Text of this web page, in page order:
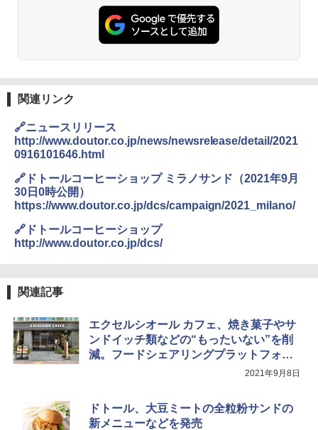
関連リンク
🔗ニュースリリース
http://www.doutor.co.jp/news/newsrelease/detail/2021
0916101646.html
🔗ドトールコーヒーショップ ミラノサンド（2021年9月
30日0時公開）
https://www.doutor.co.jp/dcs/campaign/2021_milano/
🔗ドトールコーヒーショップ
http://www.doutor.co.jp/dcs/
関連記事
エクセルシオール カフェ、焼き菓子やサ
ンドイッチ類などの“もったいない”を削
減。フードシェアリングプラットフォー
ム「TABETE（タベテ）」導入2021年9月8日
ドトール、大豆ミートの全粒粉サンドの
新メニューなどを発売